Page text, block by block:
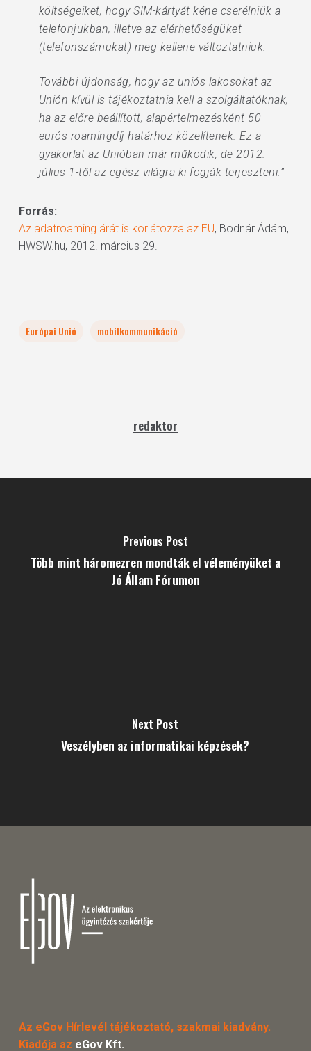
költségeiket, hogy SIM-kártyát kéne cserélniük a
telefonjukban, illetve az elérhetőségüket
(telefonszámukat) meg kellene változtatniuk.
További újdonság, hogy az uniós lakosokat az
Unión kívül is tájékoztatnia kell a szolgáltatóknak,
ha az előre beállított, alapértelmezésként 50
eurós roamingdíj-határhoz közelítenek. Ez a
gyakorlat az Unióban már működik, de 2012.
július 1-től az egész világra ki fogják terjeszteni.”
Forrás:
Az adatroaming árát is korlátozza az EU, Bodnár Ádám,
HWSW.hu, 2012. március 29.
Európai Unió mobilkommunikáció
redaktor
Previous Post
Több mint háromezren mondták el véleményüket a
Jó Állam Fórumon
Next Post
Veszélyben az informatikai képzések?
Az eGov Hírlevél tájékoztató, szakmai kiadvány.
Kiadója az eGov Kft.